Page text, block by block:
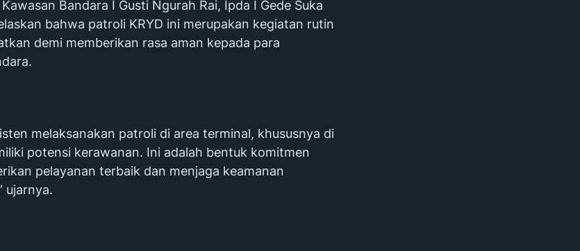
Bandara I Gusti Ngurah Rai, Ipda I Gede Suka
bahwa patroli KRYD ini merupakan kegiatan rutin
demi memberikan rasa aman kepada para
melaksanakan patroli di area terminal, khususnya di
potensi kerawanan. Ini adalah bentuk komitmen
pelayanan terbaik dan menjaga keamanan
ujarnya.